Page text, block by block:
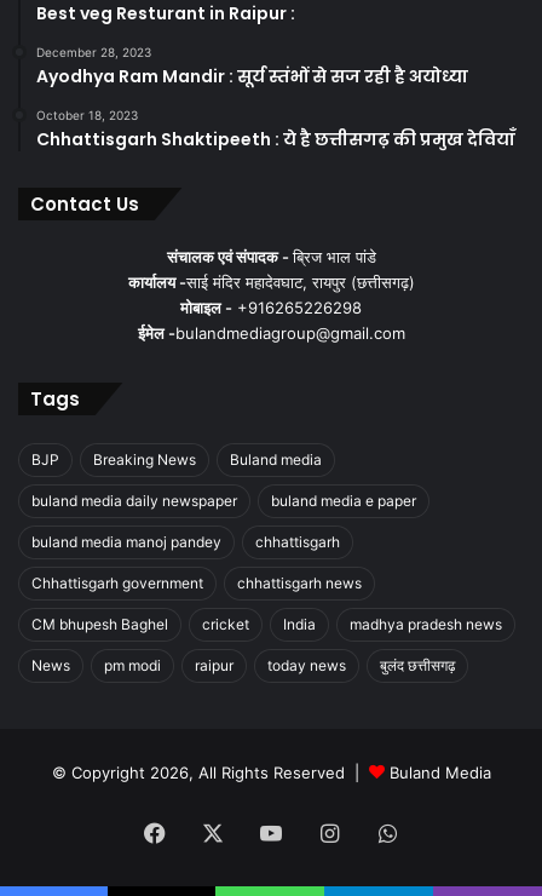
Best veg Resturant in Raipur :
December 28, 2023
Ayodhya Ram Mandir : सूर्य स्तंभों से सज रही है अयोध्या
October 18, 2023
Chhattisgarh Shaktipeeth : ये है छत्तीसगढ़ की प्रमुख देवियाँ
Contact Us
संचालक एवं संपादक -ब्रिज भाल पांडे
कार्यालय -साई मंदिर महादेवघाट, रायपुर (छत्तीसगढ़)
मोबाइल - +916265226298
ईमेल -bulandmediagroup@gmail.com
Tags
BJP Breaking News Buland media
buland media daily newspaper buland media e paper
buland media manoj pandey chhattisgarh
Chhattisgarh government chhattisgarh news
CM bhupesh Baghel cricket India madhya pradesh news
News pm modi raipur today news बुलंद छत्तीसगढ़
© Copyright 2026, All Rights Reserved | Buland Media
Facebook YouTubeInstagramWhatsApp